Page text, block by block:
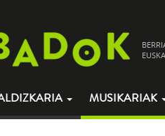
MUSIKARIAK